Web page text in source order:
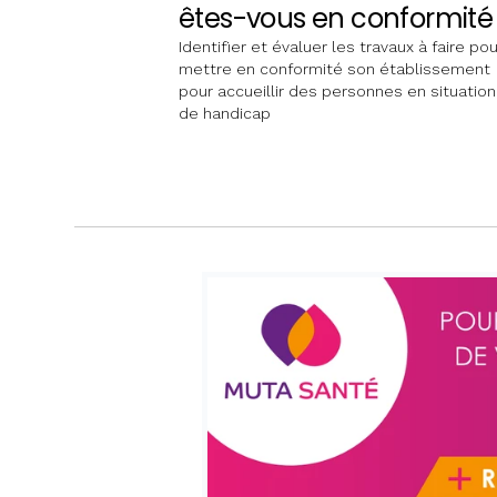
êtes-vous en conformité
Identifier et évaluer les travaux à faire
mettre en conformité son établissement
pour accueillir des personnes en situation
de handicap